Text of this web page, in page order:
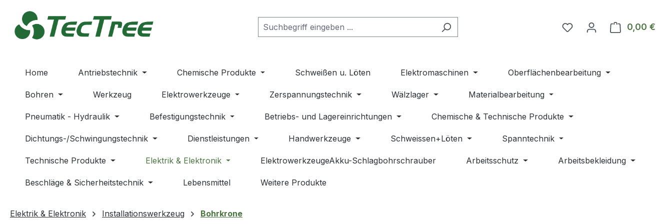
Hauptinhalt springen
Zur Suche springen
Zur Hauptnavigation springen
Du hast 0 Produkte auf
0,00 €
Home Antriebstechnik Chemische Produkte Schweißen u. Löten Elektromaschinen Oberflächenbearbeitung
Bohren Werkzeug Elektrowerkzeuge Zerspannungstechnik Wälzlager Materialbearbeitung
Pneumatik - Hydraulik Befestigungstechnik Betriebs- und Lagereinrichtungen Chemische & Technische Produkte
Dichtungs-/Schwingungstechnik Dienstleistungen Handwerkzeuge Schweissen+Löten Spanntechnik
Technische Produkte Elektrik & Elektronik ElektrowerkzeugeAkku-Schlagbohrschrauber Arbeitsschutz Arbeitsbekleidung
Beschläge & Sicherheitstechnik Lebensmittel Weitere Produkte
Elektrik & Elektronik Installationswerkzeug Bohrkrone